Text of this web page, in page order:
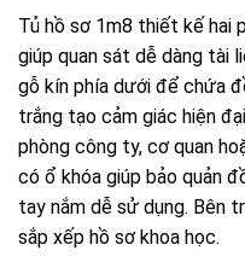
Tủ hồ sơ 1m8 thiết kế hai
giúp quan sát dễ dàng tài
gỗ kín phía dưới để chứa
trắng tạo cảm giác hiện
phòng công ty, cơ quan
có ổ khóa giúp bảo quản
tay nắm dễ sử dụng. Bên
sắp xếp hồ sơ khoa học.